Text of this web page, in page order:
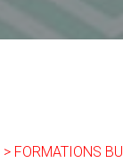
> FORMATIONS